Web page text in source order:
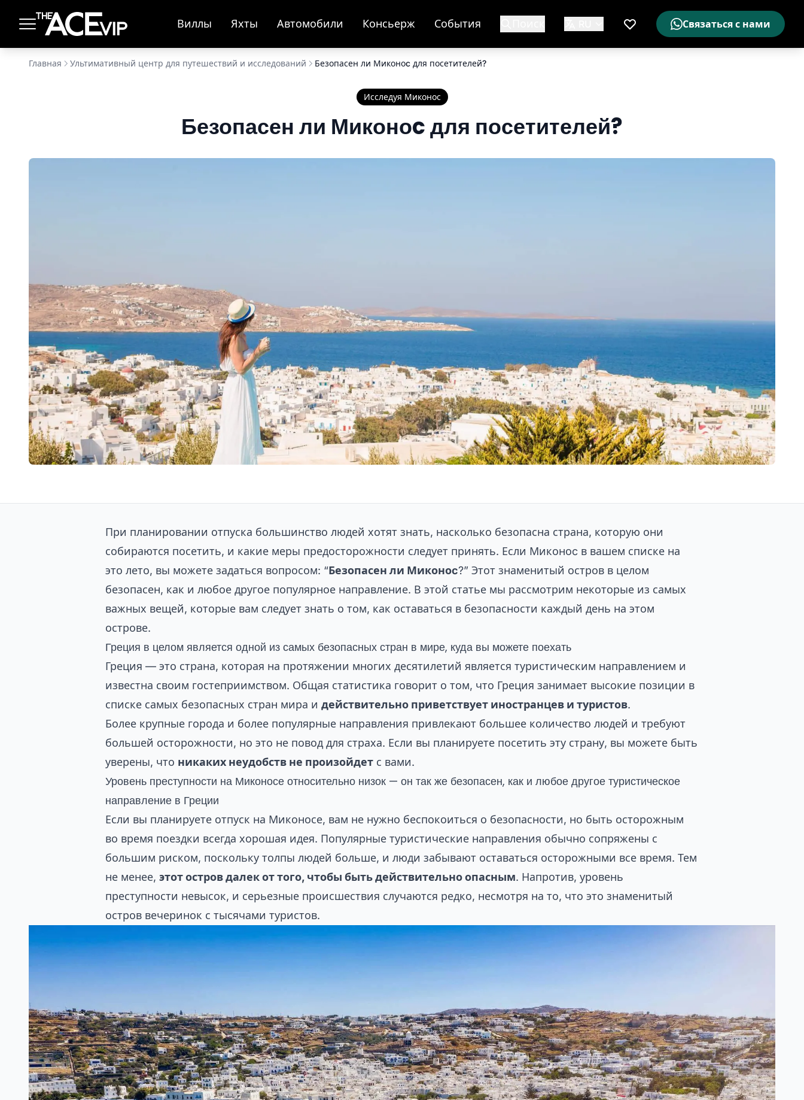
Виллы Яхты Автомобили Консьерж События
Мой список желаемого
Связаться с нами
Главная Ультимативный центр для путешествий и исследований Безопасен ли Миконоc для посетителей?
Исследуя Миконос
Безопасен ли Миконоc для посетителей?
При планировании отпуска большинство людей хотят знать, насколько безопасна страна, которую они
собираются посетить, и какие меры предосторожности следует принять. Если Миконоc в вашем списке на
это лето, вы можете задаться вопросом: “Безопасен ли Миконоc?” Этот знаменитый остров в целом
безопасен, как и любое другое популярное направление. В этой статье мы рассмотрим некоторые из самых
важных вещей, которые вам следует знать о том, как оставаться в безопасности каждый день на этом
острове.
Греция в целом является одной из самых безопасных стран в мире, куда вы можете поехать
Греция — это страна, которая на протяжении многих десятилетий является туристическим направлением и
известна своим гостеприимством. Общая статистика говорит о том, что Греция занимает высокие позиции в
списке самых безопасных стран мира и действительно приветствует иностранцев и туристов.
Более крупные города и более популярные направления привлекают большее количество людей и требуют
большей осторожности, но это не повод для страха. Если вы планируете посетить эту страну, вы можете быть
уверены, что никаких неудобств не произойдет с вами.
Уровень преступности на Миконосе относительно низок — он так же безопасен, как и любое другое туристическое
направление в Греции
Если вы планируете отпуск на Миконосе, вам не нужно беспокоиться о безопасности, но быть осторожным
во время поездки всегда хорошая идея. Популярные туристические направления обычно сопряжены с
большим риском, поскольку толпы людей больше, и люди забывают оставаться осторожными все время. Тем
не менее, этот остров далек от того, чтобы быть действительно опасным. Напротив, уровень
преступности невысок, и серьезные происшествия случаются редко, несмотря на то, что это знаменитый
остров вечеринок с тысячами туристов.